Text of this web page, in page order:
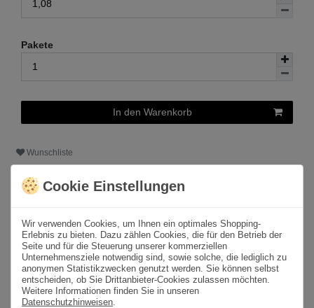
Pakete
In den Warenkorb
Wunschliste
* inkl. ges. MwSt. zzgl.Versandkosten
Produktbeschreibung
Format 60x60 cm
Paketinhalt 1,08m² /3St.
Cookie Einstellungen
Wir verwenden Cookies, um Ihnen ein optimales Shopping-
Erlebnis zu bieten. Dazu zählen Cookies, die für den Betrieb der
Seite und für die Steuerung unserer kommerziellen
Unternehmensziele notwendig sind, sowie solche, die lediglich zu
anonymen Statistikzwecken genutzt werden. Sie können selbst
entscheiden, ob Sie Drittanbieter-Cookies zulassen möchten.
Weitere Informationen finden Sie in unseren
Datenschutzhinweisen